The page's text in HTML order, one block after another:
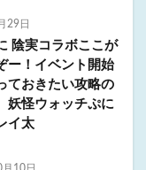
29日
陰実コラボここが
ー！イベント開始
ておきたい攻略の
怪ウォッチぷに
イ太